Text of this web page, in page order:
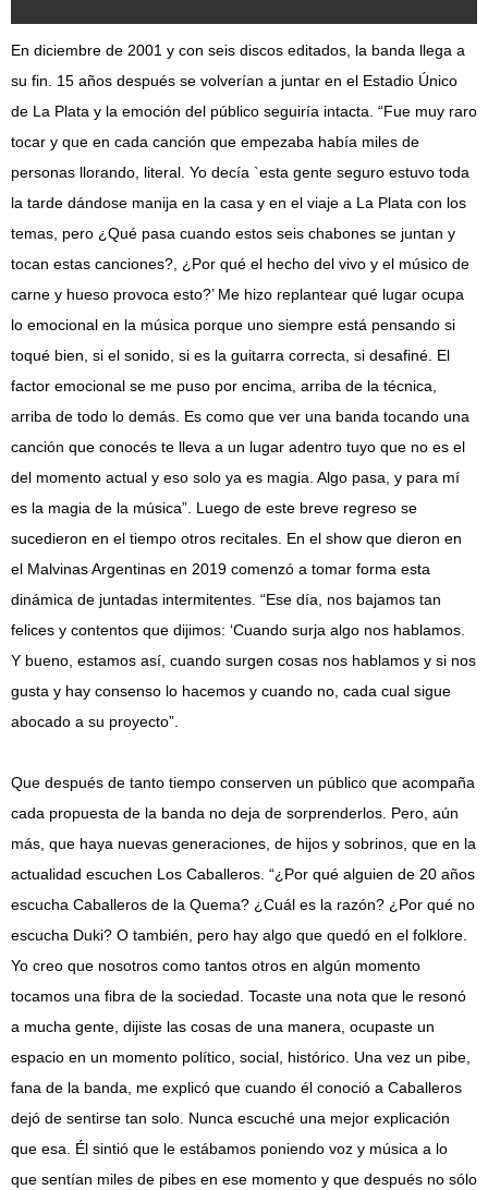
En diciembre de 2001 y con seis discos editados, la banda llega a
su fin. 15 años después se volverían a juntar en el Estadio Único
de La Plata y la emoción del público seguiría intacta. “Fue muy raro
tocar y que en cada canción que empezaba había miles de
personas llorando, literal. Yo decía `esta gente seguro estuvo toda
la tarde dándose manija en la casa y en el viaje a La Plata con los
temas, pero ¿Qué pasa cuando estos seis chabones se juntan y
tocan estas canciones?, ¿Por qué el hecho del vivo y el músico de
carne y hueso provoca esto?’ Me hizo replantear qué lugar ocupa
lo emocional en la música porque uno siempre está pensando si
toqué bien, si el sonido, si es la guitarra correcta, si desafiné. El
factor emocional se me puso por encima, arriba de la técnica,
arriba de todo lo demás. Es como que ver una banda tocando una
canción que conocés te lleva a un lugar adentro tuyo que no es el
del momento actual y eso solo ya es magia. Algo pasa, y para mí
es la magia de la música”. Luego de este breve regreso se
sucedieron en el tiempo otros recitales. En el show que dieron en
el Malvinas Argentinas en 2019 comenzó a tomar forma esta
dinámica de juntadas intermitentes. “Ese día, nos bajamos tan
felices y contentos que dijimos: ‘Cuando surja algo nos hablamos.
Y bueno, estamos así, cuando surgen cosas nos hablamos y si nos
gusta y hay consenso lo hacemos y cuando no, cada cual sigue
abocado a su proyecto”.
Que después de tanto tiempo conserven un público que acompaña
cada propuesta de la banda no deja de sorprenderlos. Pero, aún
más, que haya nuevas generaciones, de hijos y sobrinos, que en la
actualidad escuchen Los Caballeros. “¿Por qué alguien de 20 años
escucha Caballeros de la Quema? ¿Cuál es la razón? ¿Por qué no
escucha Duki? O también, pero hay algo que quedó en el folklore.
Yo creo que nosotros como tantos otros en algún momento
tocamos una fibra de la sociedad. Tocaste una nota que le resonó
a mucha gente, dijiste las cosas de una manera, ocupaste un
espacio en un momento político, social, histórico. Una vez un pibe,
fana de la banda, me explicó que cuando él conoció a Caballeros
dejó de sentirse tan solo. Nunca escuché una mejor explicación
que esa. Él sintió que le estábamos poniendo voz y música a lo
que sentían miles de pibes en ese momento y que después no sólo